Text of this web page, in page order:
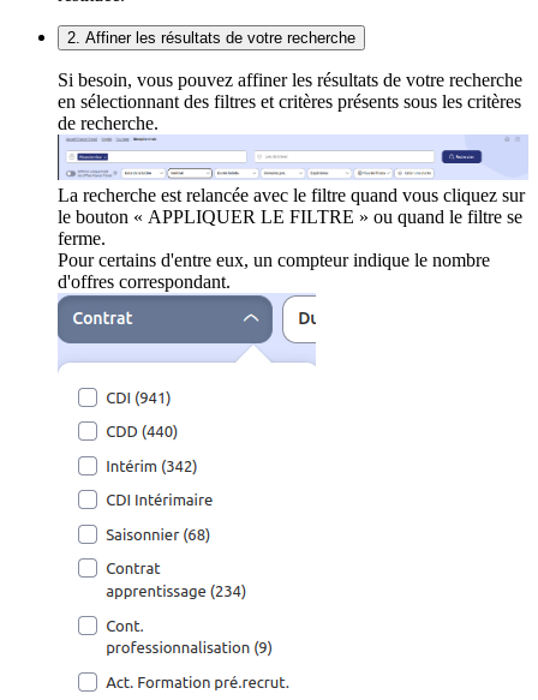
2. Affiner les résultats de votre recherche
Si besoin, vous pouvez affiner les résultats de votre recherche
en sélectionnant des filtres et critères présents sous les critères
de recherche.
La recherche est relancée avec le filtre quand vous cliquez sur
le bouton « APPLIQUER LE FILTRE » ou quand le filtre se
ferme.
Pour certains d'entre eux, un compteur indique le nombre
d'offres correspondant.